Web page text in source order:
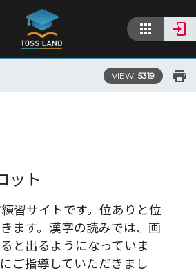
VIEW: 5319
ット
習サイトです。位ありと位
ます。漢字の読みでは、画
と出るようになっていま
ご指導していただきまし